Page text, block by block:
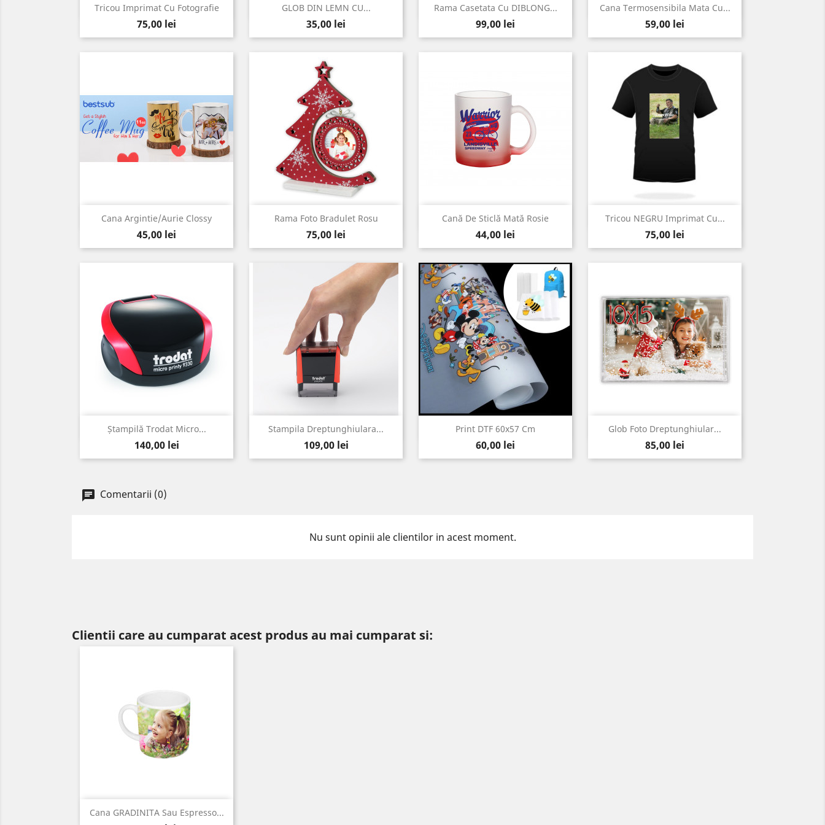
Tricou Imprimat Cu Fotografie
Pret
75,00 lei
 Vizualizare rapida
Alb
GLOB DIN LEMN CU...
Pret
35,00 lei
Vizualizare rapida Rama Casetata Cu DIBLONG...
Pret
99,00 lei
 Vizualizare rapida Cana Termosensibila Mata Cu...
Pret
59,00 lei
Vizualizare rapida
Cana Argintie/Aurie Clossy
Pret
45,00 lei
Vizualizare rapida
ArgintiuAuriu
Rama Foto Bradulet Rosu
Pret
75,00 lei
Vizualizare rapida Cană De Sticlă Mată Rosie
Pret
44,00 lei
Vizualizare rapida Tricou NEGRU Imprimat Cu...
Pret
75,00 lei
Vizualizare rapida
Ștampilă Trodat Micro...
Pret
140,00 lei
Vizualizare rapida Stampila Dreptunghiulara...
Pret
109,00 lei
Vizualizare rapida
RosuNegruAlbastruVerde
Print DTF 60x57 Cm
Pret
60,00 lei
Vizualizare rapida Glob Foto Dreptunghiular...
Pret
85,00 lei
 Vizualizare rapida
Comentarii (0)
Nu sunt opinii ale clientilor in acest moment.
Clientii care au cumparat acest produs au mai cumparat si:
Cana GRADINITA Sau Espresso...
Vizualizare rapida